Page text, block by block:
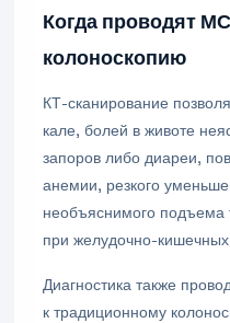
Когда проводят
колоноскопию
КТ-сканирование
кале, болей в животе
запоров либо диареи,
анемии, резкого
необъяснимого подъема
при желудочно-кишечных
Диагностика также
к традиционному